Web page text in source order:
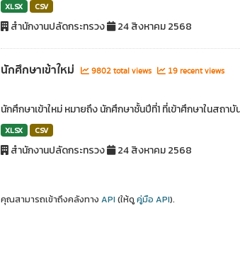
XLSX CSV
สำนักงานปลัดกระทรวง 24 สิงหาคม 2568
นักศึกษาเข้าใหม่ 9802 total views 19 recent views
นักศึกษาเข้าใหม่ หมายถึง นักศึกษาชั้นปีที่1 ที่เข้าศึกษาในส
XLSX CSV
สำนักงานปลัดกระทรวง 24 สิงหาคม 2568
คุณสามารถเข้าถึงคลังทาง API (ให้ดูคู่มือ API).